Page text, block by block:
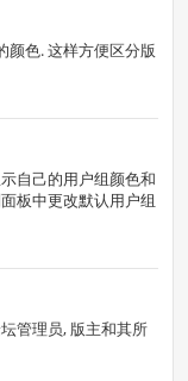
颜色. 这样方便区分版
自己的用户组颜色和
板中更改默认用户组
管理员, 版主和其所